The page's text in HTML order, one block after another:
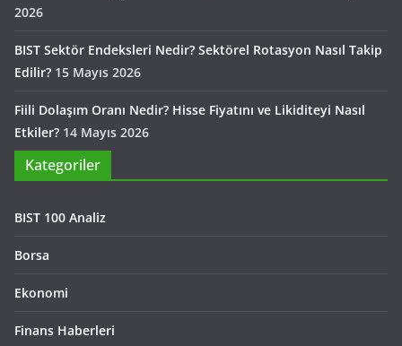
2026
BIST Sektör Endeksleri Nedir? Sektörel Rotasyon Nasıl Takip
Edilir? 15 Mayıs 2026
Fiili Dolaşım Oranı Nedir? Hisse Fiyatını ve Likiditeyi Nasıl
Etkiler? 14 Mayıs 2026
Kategoriler
BIST 100 Analiz
Borsa
Ekonomi
Finans Haberleri